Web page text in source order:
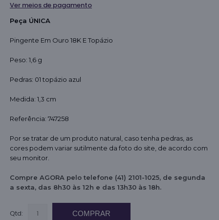
Ver meios de pagamento
Peça ÚNICA
Pingente Em Ouro 18K E Topázio
Peso: 1,6 g
Pedras: 01 topázio azul
Medida: 1,3 cm
Referência: 747258
Por se tratar de um produto natural, caso tenha pedras, as
cores podem variar sutilmente da foto do site, de acordo com
seu monitor.
Compre AGORA pelo telefone (41) 2101-1025, de segunda
a sexta, das 8h30 às 12h e das 13h30 às 18h.
Qtd: COMPRAR